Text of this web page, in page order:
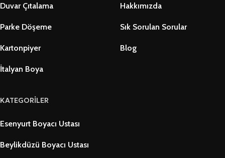
Duvar Çıtalama
Parke Döşeme
Kartonpiyer
İtalyan Boya
Hakkımızda
Sık Sorulan Sorular
Blog
KATEGORİLER
Esenyurt Boyacı Ustası
Beylikdüzü Boyacı Ustası